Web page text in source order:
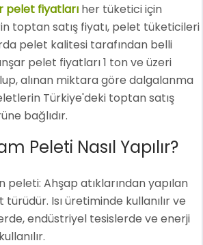
pelet fiyatları her tüketici için
toptan satış fiyatı, pelet tüketicileri
pelet kalitesi tarafından belli
pelet fiyatları 1 ton ve üzeri
alınan miktara göre dalgalanma
Türkiye'deki toptan satış
bağlıdır.
Peleti Nasıl Yapılır?
peleti: Ahşap atıklarından yapılan
Isı üretiminde kullanılır ve
endüstriyel tesislerde ve enerji